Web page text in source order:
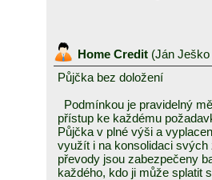
Home Credit (Ján Ješko
Půjčka bez doložení
Podmínkou je pravidelný
přístup ke každému
Půjčka v plné výši a
využít i na konsolidaci
převody jsou zabezpečeny
každého, kdo ji může splatit